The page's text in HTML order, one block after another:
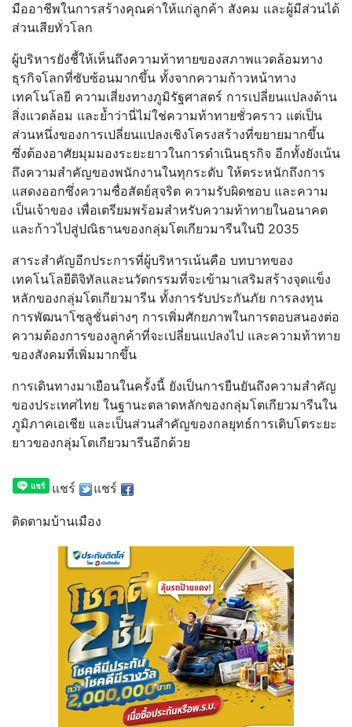
มืออาชีพในการสร้างคุณค่าให้แก่ลูกค้า สังคม และผู้มีส่วนได้
ส่วนเสียทั่วโลก
ผู้บริหารยังชี้ให้เห็นถึงความท้าทายของสภาพแวดล้อมทาง
ธุรกิจโลกที่ซับซ้อนมากขึ้น ทั้งจากความก้าวหน้าทาง
เทคโนโลยี ความเสี่ยงทางภูมิรัฐศาสตร์ การเปลี่ยนแปลงด้าน
สิ่งแวดล้อม และย้ำว่านี่ไม่ใช่ความท้าทายชั่วคราว แต่เป็น
ส่วนหนึ่งของการเปลี่ยนแปลงเชิงโครงสร้างที่ขยายมากขึ้น
ซึ่งต้องอาศัยมุมมองระยะยาวในการดำเนินธุรกิจ อีกทั้งยังเน้น
ถึงความสำคัญของพนักงานในทุกระดับ ให้ตระหนักถึงการ
แสดงออกซึ่งความซื่อสัตย์สุจริต ความรับผิดชอบ และความ
เป็นเจ้าของ เพื่อเตรียมพร้อมสำหรับความท้าทายในอนาคต
และก้าวไปสู่ปณิธานของกลุ่มโตเกียวมารีนในปี 2035
สาระสำคัญอีกประการที่ผู้บริหารเน้นคือ บทบาทของ
เทคโนโลยีดิจิทัลและนวัตกรรมที่จะเข้ามาเสริมสร้างจุดแข็ง
หลักของกลุ่มโตเกียวมารีน ทั้งการรับประกันภัย การลงทุน
การพัฒนาโซลูชั่นต่างๆ การเพิ่มศักยภาพในการตอบสนองต่อ
ความต้องการของลูกค้าที่จะเปลี่ยนแปลงไป และความท้าทาย
ของสังคมที่เพิ่มมากขึ้น
การเดินทางมาเยือนในครั้งนี้ ยังเป็นการยืนยันถึงความสำคัญ
ของประเทศไทย ในฐานะตลาดหลักของกลุ่มโตเกียวมารีนใน
ภูมิภาคเอเชีย และเป็นส่วนสำคัญของกลยุทธ์การเติบโตระยะ
ยาวของกลุ่มโตเกียวมารีนอีกด้วย
แชร์ แชร์
ติดตามบ้านเมือง